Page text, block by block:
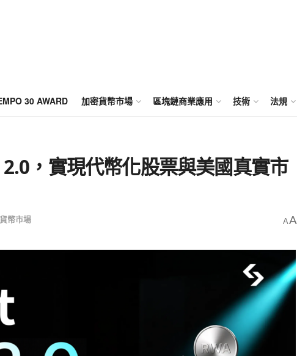
30 AWARD 加密貨幣市場 區塊鏈商業應用 技術 法規
，實現代幣化股票與美國真實市
幣市場 AA